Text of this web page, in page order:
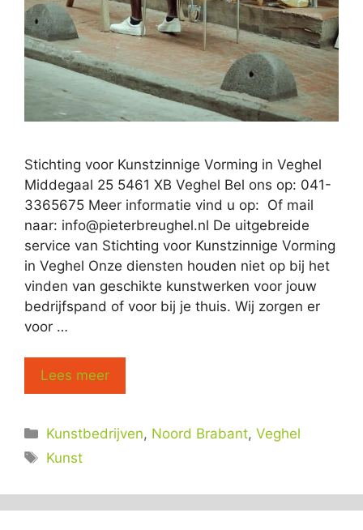
Stichting voor Kunstzinnige Vorming in Veghel
Middegaal 25 5461 XB Veghel Bel ons op: 041-
3365675 Meer informatie vind u op: Of mail
naar: info@pieterbreughel.nl De uitgebreide
service van Stichting voor Kunstzinnige Vorming
in Veghel Onze diensten houden niet op bij het
vinden van geschikte kunstwerken voor jouw
bedrijfspand of voor bij je thuis. Wij zorgen er
voor …
Lees meer
Categorieën
Kunstbedrijven, Noord Brabant,Veghel
Tags
Kunst